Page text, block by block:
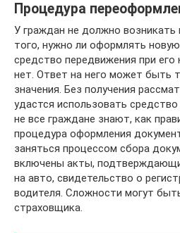
Процедура
У граждан не должно возникать
того, нужно ли оформлять
средство передвижения при его
нет. Ответ на него может быть
значения. Без получения
удастся использовать
не все граждане знают, как
процедура оформления
заняться процессом сбора
включены акты,
на авто, свидетельство о
водителя. Сложности могут
страховщика.